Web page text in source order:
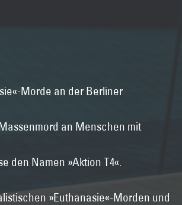
Morde an der Berliner
an Menschen mit
den Namen »Aktion T4«.
»Euthanasie«-Morden und